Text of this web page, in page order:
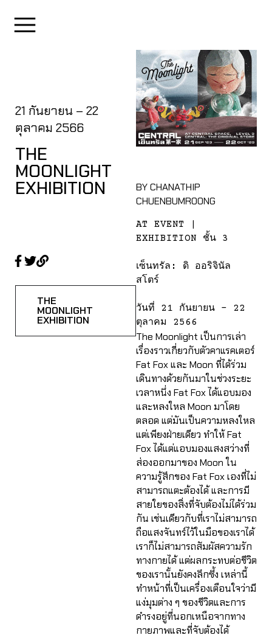
EXHIBITION
21 กันยายน – 22
ตุลาคม 2566
THE
MOONLIGHT
EXHIBITION
THE
MOONLIGHT
EXHIBITION
BY CHANATHIP
CHUENBUMROONG​
AT EVENT |
EXHIBITION ชั้น 3
เซ็นทรัล: ดิ ออริจินัล
สโตร์
วันที่ 21 กันยายน – 22
ตุลาคม 2566
The Moonlight เป็นการเล่า
เรื่องราวเกี่ยวกับตัวคาแรคเตอร์
Fat Fox และ Moon ที่ได้ร่วม
เดินทางด้วยกันมาในช่วงระยะ
เวลาหนึ่ง Fat Fox ได้แอบมอง
และหลงใหล Moon มาโดย
ตลอด แต่มันเป็นความหลงใหล
แต่เพียงฝ่ายเดียว ทำให้ Fat
Fox ได้แต่แอบมองแสงสว่างที่
ส่องออกมาของ Moon ใน
ความรู้สึกของ Fat Fox เองที่ไม่
สามารถแตะต้องได้ และการมี
สายใยของสิ่งที่จับต้องไม่ได้ร่วม
กัน เช่นเดียวกับที่เราไม่สามารถ
ถือแสงจันทร์ไว้ในมือของเราได้
เราก็ไม่สามารถสัมผัสความรัก
ทางกายได้ แต่ผลกระทบต่อชีวิต
ของเรานั้นยังคงลึกซึ้ง เหล่านี้
ทำหน้าที่เป็นเครื่องเตือนใจว่ามี
แง่มุมต่าง ๆ ของชีวิตและการ
ดำรงอยู่ที่นอกเหนือจากทาง
กายภาพและที่จับต้องได้